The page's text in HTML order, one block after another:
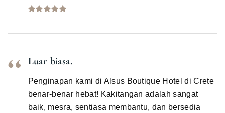
Luar biasa.
Penginapan kami di Alsus Boutique Hotel di Crete
benar-benar hebat! Kakitangan adalah sangat
baik, mesra, sentiasa membantu, dan bersedia